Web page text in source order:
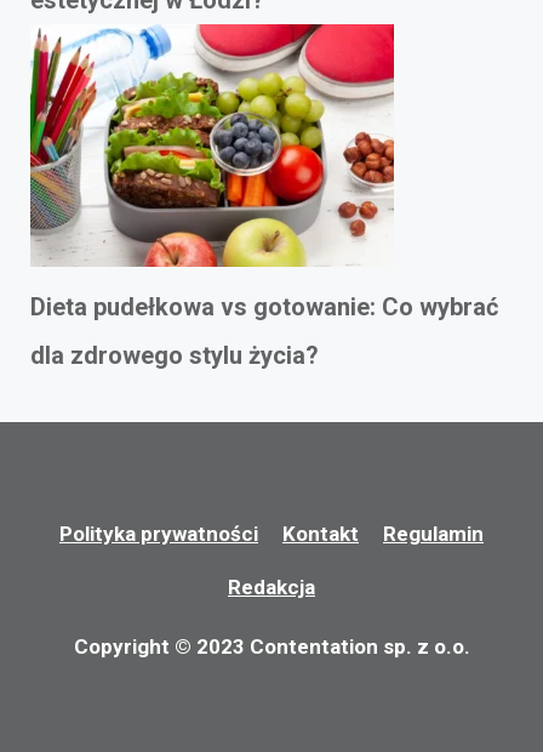
Dieta pudełkowa vs gotowanie: Co wybrać
dla zdrowego stylu życia?
Polityka prywatności Kontakt Regulamin
Redakcja
Copyright © 2023 Contentation sp. z o.o.